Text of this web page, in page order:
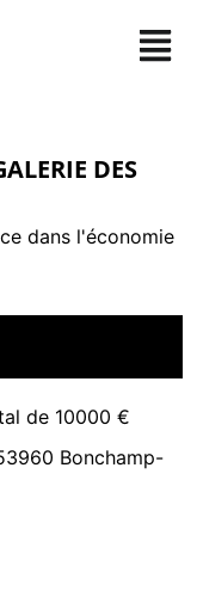
DES
dans l'économie
de 10000 €
Bonchamp-